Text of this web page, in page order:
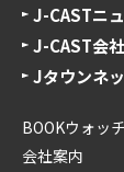
J-CASTニ
J-CAST会
Jタウンネ
BOOKウォッ
会社案内